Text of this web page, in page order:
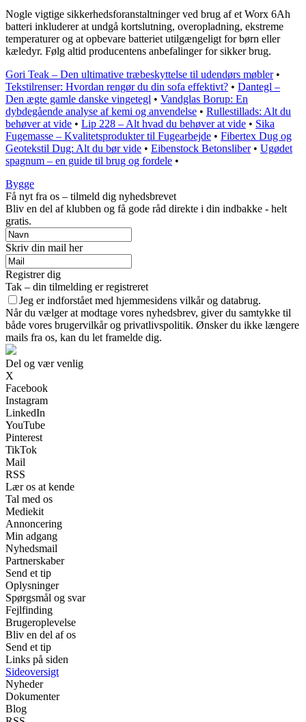
Nogle vigtige sikkerhedsforanstaltninger ved brug af et Worx 6Ah
batteri inkluderer at undgå kortslutning, overopladning, ekstreme
temperaturer og at opbevare batteriet utilgængeligt for børn eller
kæledyr. Følg altid producentens anbefalinger for sikker brug.
Gori Teak – Den ultimative træbeskyttelse til udendørs møbler•
Tekstilrenser: Hvordan rengør du din sofa effektivt? • Dantegl –
Den ægte gamle danske vingetegl • Vandglas Borup: En
dybdegående analyse af kemi og anvendelse • Rullestillads: Alt du
behøver at vide • Lip 228 – Alt hvad du behøver at vide • Sika
Fugemasse – Kvalitetsprodukter til Fugearbejde • Fibertex Dug og
Geotekstil Dug: Alt du bør vide • Eibenstock Betonsliber• Ugødet
spagnum – en guide til brug og fordele •
Bygge
Få nyt fra os – tilmeld dig nyhedsbrevet
Bliv en del af klubben og få gode råd direkte i din indbakke - helt
gratis.
Skriv din mail her
Registrer dig
Tak – din tilmelding er registreret
Jeg er indforstået med hjemmesidens vilkår og databrug.
Når du vælger at modtage vores nyhedsbrev, giver du samtykke til
både vores brugervilkår og privatlivspolitik. Ønsker du ikke længere
mails fra os, kan du let framelde dig.
Del og vær venlig
X
Facebook
Instagram
LinkedIn
YouTube
Pinterest
TikTok
Mail
RSS
Lær os at kende
Tal med os
Mediekit
Annoncering
Min adgang
Nyhedsmail
Partnerskaber
Send et tip
Oplysninger
Spørgsmål og svar
Fejlfinding
Brugeroplevelse
Bliv en del af os
Send et tip
Links på siden
Sideoversigt
Nyheder
Dokumenter
Blog